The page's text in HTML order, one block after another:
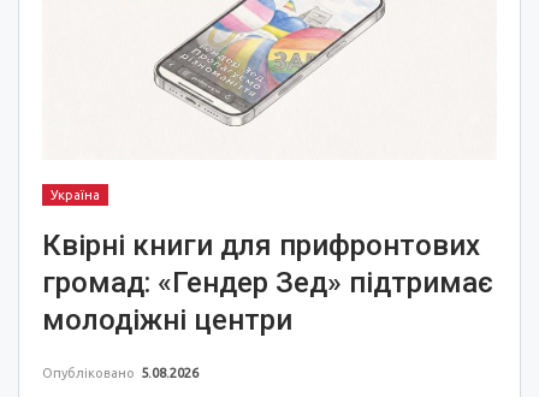
Україна
Квірні книги для прифронтових
громад: «Гендер Зед» підтримає
молодіжні центри
Опубліковано 5.08.2026